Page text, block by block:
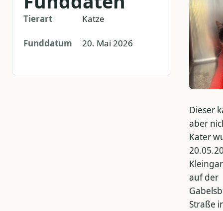
Tierart Katze
Funddatum 20. Mai 2026
Dieser
aber
Kater
auf der
Straße